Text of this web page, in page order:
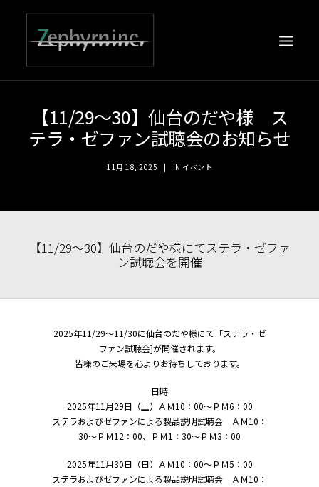
【11/29～30】仙台のだや様 ス
テラ・ゼファン試聴会のお知らせ
11月 18, 2025 | IN イベント
【11/29～30】仙台のだや様にてステラ・ゼファ
ン試聴会を開催
2025年11/29～11/30に仙台のだや様にて「ステラ・ゼ
ファン試聴会]が開催されます。
皆様のご来場を心よりお待ちしております。
日時
2025年11月29日（土）ＡＭ10：00～ＰＭ6：00
ステラおよびゼファンによる製品説明試聴会 ＡＭ10：
30～ＰＭ12：00、ＰＭ1：30～ＰＭ3：00
2025年11月30日（日）ＡＭ10：00～ＰＭ5：00
ステラおよびゼファンによる製品説明試聴会 ＡＭ10：